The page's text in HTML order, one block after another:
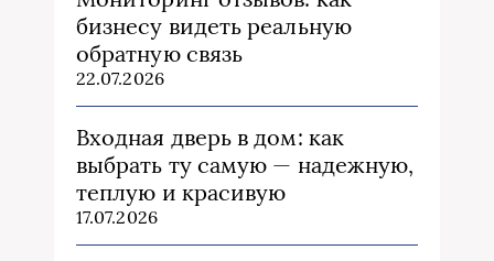
бизнесу видеть реальную
обратную связь
22.07.2026
Входная дверь в дом: как
выбрать ту самую — надежную,
теплую и красивую
17.07.2026